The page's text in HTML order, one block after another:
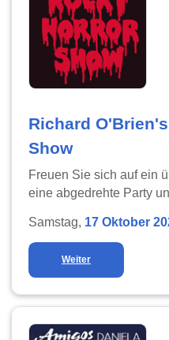
Richard
Show
Freuen Sie sich auf ein
eine abgedrehte Party
Samstag, 17 Oktober
Weiter